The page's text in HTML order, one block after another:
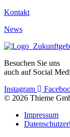
Kontakt
News
Besuchen Sie uns
auch auf Social
Instagram
© 2026 Thieme
Impressum